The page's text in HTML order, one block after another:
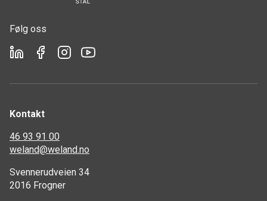
Følg oss
Kontakt
46 93 91 00
weland@weland.no
Svennerudveien 34
2016 Frogner